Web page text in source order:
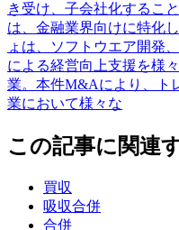
き受け、子会社化するこ
は、金融業界向けに特化
ょは、ソフトウエア開発
による経営向上支援を様
業。本件M&Aにより、ト
業において様々な
この記事に関連
買収
吸収合併
合併